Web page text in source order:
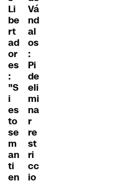
Li
be
rt
ad
or
es
:
"S
i
es
to
se
m
an
ti
en
Vá
nd
al
os
:
Pi
de
eli
mi
na
r
re
st
ri
cc
io